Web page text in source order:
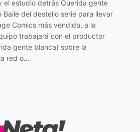
el estudio detrás Querida gente
Baile del destello serie para llevar
Comics más vendida, a la
trabajará con el productor
gente blanca) sobre la
red o…